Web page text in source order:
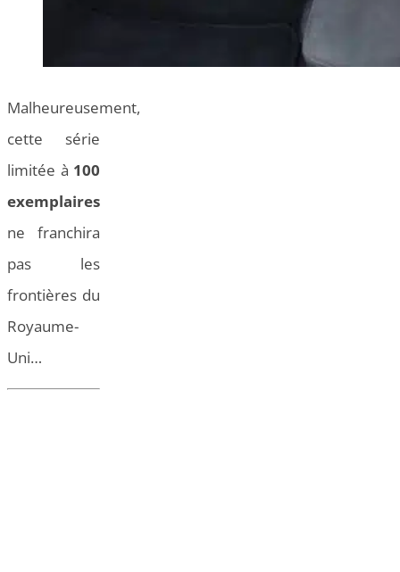
Malheureusement,
cette série
limitée à 100
exemplaires
ne franchira
pas les
frontières du
Royaume-
Uni…